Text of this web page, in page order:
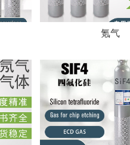
氪气